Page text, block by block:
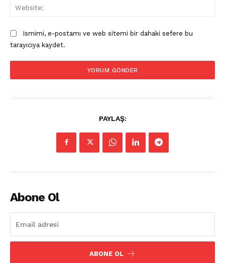
Ismimi, e-postamı ve web sitemi bir dahaki sefere bu
tarayıcıya kaydet.
PAYLAŞ:
Abone Ol
ABONE OL